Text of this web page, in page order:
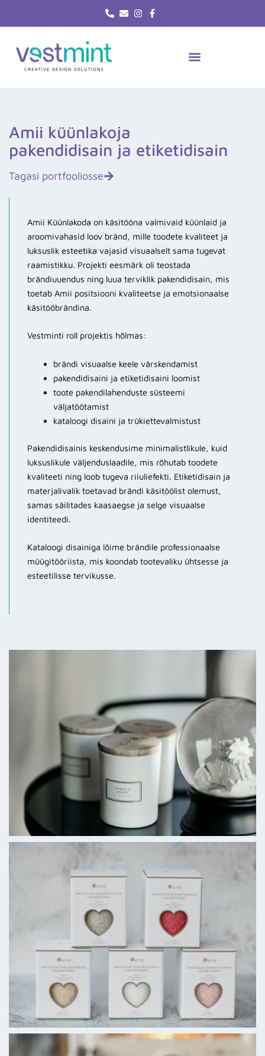
Amii küünlakoja
pakendidisain ja etiketidisain
Tagasi portfooliosse
Amii Küünlakoda on käsitööna valmivaid küünlaid ja
aroomivahasid loov bränd, mille toodete kvaliteet ja
luksuslik esteetika vajasid visuaalselt sama tugevat
raamistikku. Projekti eesmärk oli teostada
brändiuuendus ning luua terviklik pakendidisain, mis
toetab Amii positsiooni kvaliteetse ja emotsionaalse
käsitööbrändina.
Vestminti roll projektis hõlmas:
brändi visuaalse keele värskendamist
pakendidisaini ja etiketidisaini loomist
toote pakendilahenduste süsteemi
väljatöötamist
kataloogi disaini ja trükiettevalmistust
Pakendidisainis keskendusime minimalistlikule, kuid
luksuslikule väljenduslaadile, mis rõhutab toodete
kvaliteeti ning loob tugeva riiuliefekti. Etiketidisain ja
materjalivalik toetavad brändi käsitöölist olemust,
samas säilitades kaasaegse ja selge visuaalse
identiteedi.
Kataloogi disainiga lõime brändile professionaalse
müügitööriista, mis koondab tootevaliku ühtsesse ja
esteetilisse tervikusse.